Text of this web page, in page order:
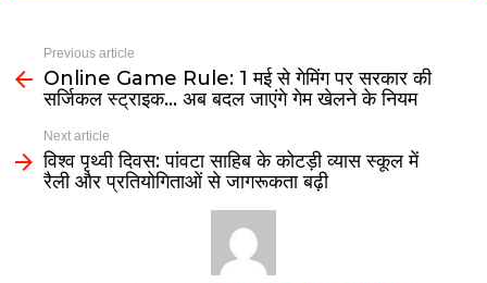
Previous article
Online Game Rule: 1 मई से गेमिंग पर सरकार की
सर्जिकल स्ट्राइक… अब बदल जाएंगे गेम खेलने के नियम
Next article
विश्व पृथ्वी दिवस: पांवटा साहिब के कोटड़ी व्यास स्कूल में
रैली और प्रतियोगिताओं से जागरूकता बढ़ी